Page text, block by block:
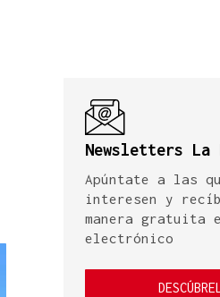
Newsletters La
Apúntate a las
interesen y
manera gratuita
electrónico